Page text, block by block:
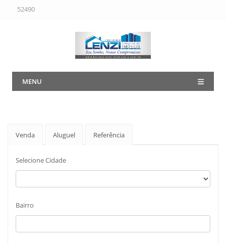
52490
MENU
Venda Aluguel Referência
Selecione Cidade
Bairro